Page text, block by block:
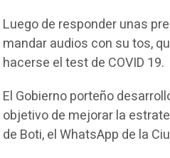
Luego de responder unas
mandar audios con su tos,
hacerse el test de COVID 19.
El Gobierno porteño
objetivo de mejorar la
de Boti, el WhatsApp de la